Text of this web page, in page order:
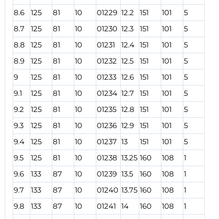
8.6
125 81 10 01229 12.2 151 101 5
8.7
125 81 10 01230 12.3 151 101 5
8.8
125 81 10 01231 12.4 151 101 5
8.9
125 81 10 01232 12.5 151 101 5
9
125 81 10 01233 12.6 151 101 5
9.1
125 81 10 01234 12.7 151 101 5
9.2
125 81 10 01235 12.8 151 101 5
9.3
125 81 10 01236 12.9 151 101 5
9.4
125 81 10 01237 13 151 101 5
9.5
125 81 10 01238 13.25 160 108 1
9.6
133 87 10 01239 13.5 160 108 1
9.7
133 87 10 01240 13.75 160 108 1
9.8
133 87 10 01241 14 160 108 1